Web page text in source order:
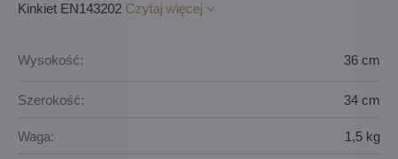
Kinkiet EN143202 Czytaj więcej
Wysokość: 36 cm
Szerokość: 34 cm
Waga: 1,5 kg